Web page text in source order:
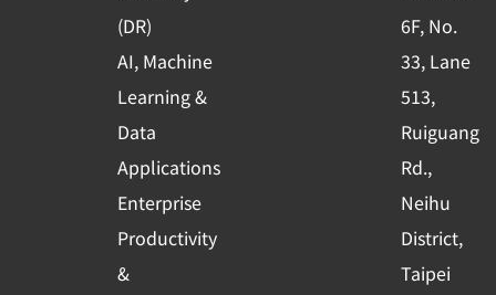
(DR)
AI, Machine
Learning &
Data
Applications
Enterprise
Productivity
&
q
u
a
r
e
6F, No.
33, Lane
513,
Ruiguang
Rd.,
Neihu
District,
Taipei